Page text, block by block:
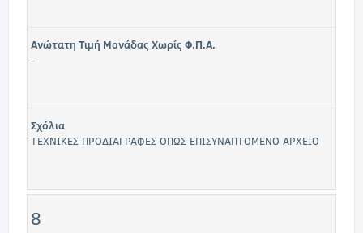
Ανώτατη Τιμή Μονάδας Χωρίς Φ.Π.Α.
-
Σχόλια
ΤΕΧΝΙΚΕΣ ΠΡΟΔΙΑΓΡΑΦΕΣ ΟΠΩΣ ΕΠΙΣΥΝΑΠΤΟΜΕΝΟ ΑΡΧΕΙΟ
8